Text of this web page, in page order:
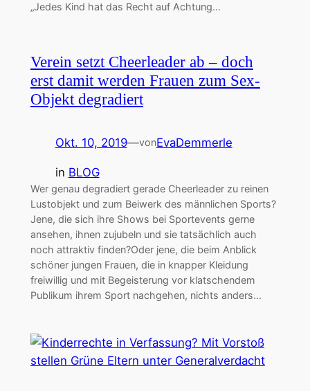
„Jedes Kind hat das Recht auf Achtung…
Verein setzt Cheerleader ab – doch
erst damit werden Frauen zum Sex-
Objekt degradiert
Okt. 10, 2019—vonEvaDemmerle
in BLOG
Wer genau degradiert gerade Cheerleader zu reinen
Lustobjekt und zum Beiwerk des männlichen Sports?
Jene, die sich ihre Shows bei Sportevents gerne
ansehen, ihnen zujubeln und sie tatsächlich auch
noch attraktiv finden?Oder jene, die beim Anblick
schöner jungen Frauen, die in knapper Kleidung
freiwillig und mit Begeisterung vor klatschendem
Publikum ihrem Sport nachgehen, nichts anders…